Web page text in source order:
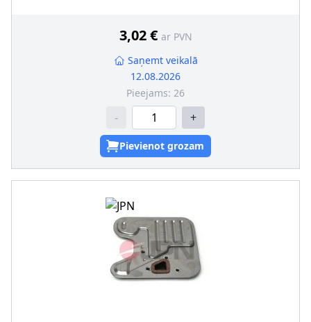
Nesatur SVHC vielas!
3,02 € ar PVN
Saņemt veikalā
12.08.2026
Pieejams: 26
- +
Pievienot grozam